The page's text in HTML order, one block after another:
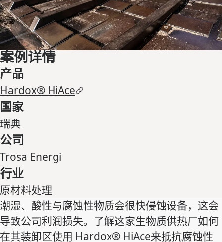
案例详情
产品
Hardox® HiAce
国家
瑞典
公司
Trosa Energi
行业
原材料处理
潮湿、酸性与腐蚀性物质会很快侵蚀设备，这会
导致公司利润损失。了解这家生物质供热厂如何
在其装卸区使用 Hardox® HiAce来抵抗腐蚀性